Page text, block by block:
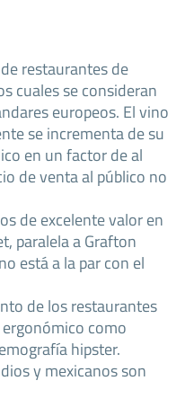
restaurantes de
cuales se consideran
europeos. El vino
se incrementa de su
en un factor de al
de venta al público no
de excelente valor en
paralela a Grafton
está a la par con el
de los restaurantes
como
hipster.
y mexicanos son